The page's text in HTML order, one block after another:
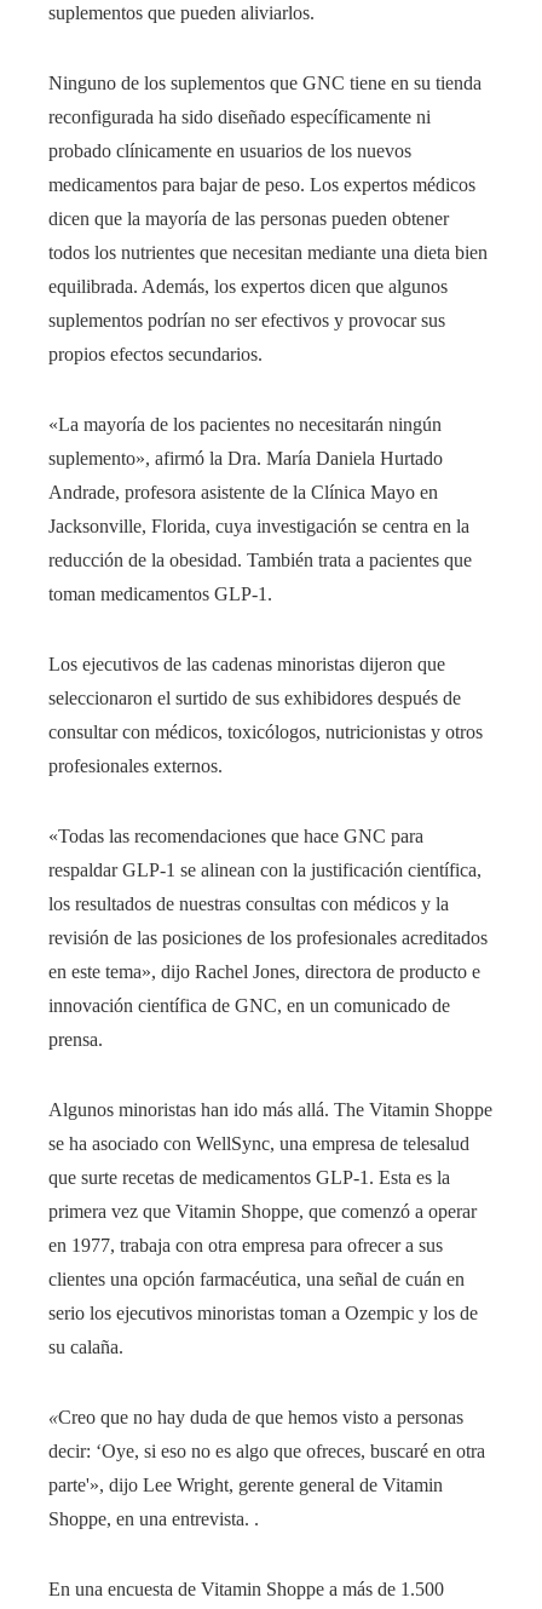
suplementos que pueden aliviarlos.
Ninguno de los suplementos que GNC tiene en su tienda
reconfigurada ha sido diseñado específicamente ni
probado clínicamente en usuarios de los nuevos
medicamentos para bajar de peso. Los expertos médicos
dicen que la mayoría de las personas pueden obtener
todos los nutrientes que necesitan mediante una dieta bien
equilibrada. Además, los expertos dicen que algunos
suplementos podrían no ser efectivos y provocar sus
propios efectos secundarios.
«La mayoría de los pacientes no necesitarán ningún
suplemento», afirmó la Dra. María Daniela Hurtado
Andrade, profesora asistente de la Clínica Mayo en
Jacksonville, Florida, cuya investigación se centra en la
reducción de la obesidad. También trata a pacientes que
toman medicamentos GLP-1.
Los ejecutivos de las cadenas minoristas dijeron que
seleccionaron el surtido de sus exhibidores después de
consultar con médicos, toxicólogos, nutricionistas y otros
profesionales externos.
«Todas las recomendaciones que hace GNC para
respaldar GLP-1 se alinean con la justificación científica,
los resultados de nuestras consultas con médicos y la
revisión de las posiciones de los profesionales acreditados
en este tema», dijo Rachel Jones, directora de producto e
innovación científica de GNC, en un comunicado de
prensa.
Algunos minoristas han ido más allá. The Vitamin Shoppe
se ha asociado con WellSync, una empresa de telesalud
que surte recetas de medicamentos GLP-1. Esta es la
primera vez que Vitamin Shoppe, que comenzó a operar
en 1977, trabaja con otra empresa para ofrecer a sus
clientes una opción farmacéutica, una señal de cuán en
serio los ejecutivos minoristas toman a Ozempic y los de
su calaña.
«Creo que no hay duda de que hemos visto a personas
decir: ‘Oye, si eso no es algo que ofreces, buscaré en otra
parte'», dijo Lee Wright, gerente general de Vitamin
Shoppe, en una entrevista. .
En una encuesta de Vitamin Shoppe a más de 1.500